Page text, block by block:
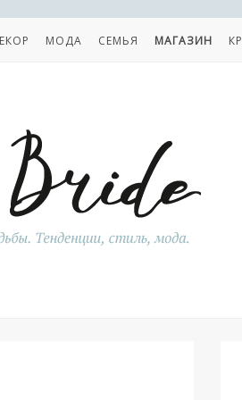
МОДА СЕМЬЯ МАГАЗИН